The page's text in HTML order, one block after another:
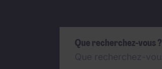
Que recherchez-vous ?